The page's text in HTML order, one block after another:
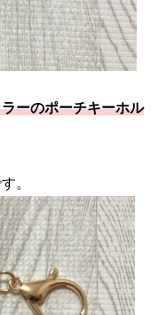
ーのポーチキーホル
。